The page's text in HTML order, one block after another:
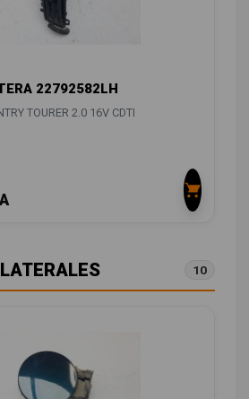
22792582LH
TOURER 2.0 16V CDTI
10